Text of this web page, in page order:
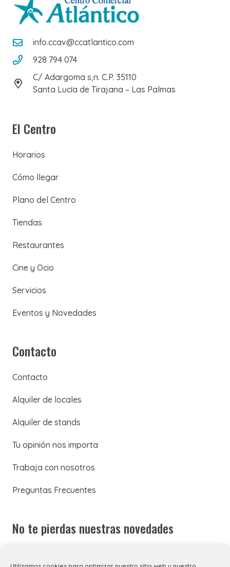
info.ccav@ccatlantico.com
928 794 074
C/ Adargoma s,n. C.P. 35110
Santa Lucía de Tirajana – Las Palmas
El Centro
Horarios
Cómo llegar
Plano del Centro
Tiendas
Restaurantes
Cine y Ocio
Servicios
Eventos y Novedades
Contacto
Contacto
Alquiler de locales
Alquiler de stands
Tu opinión nos importa
Trabaja con nosotros
Preguntas Frecuentes
No te pierdas nuestras novedades